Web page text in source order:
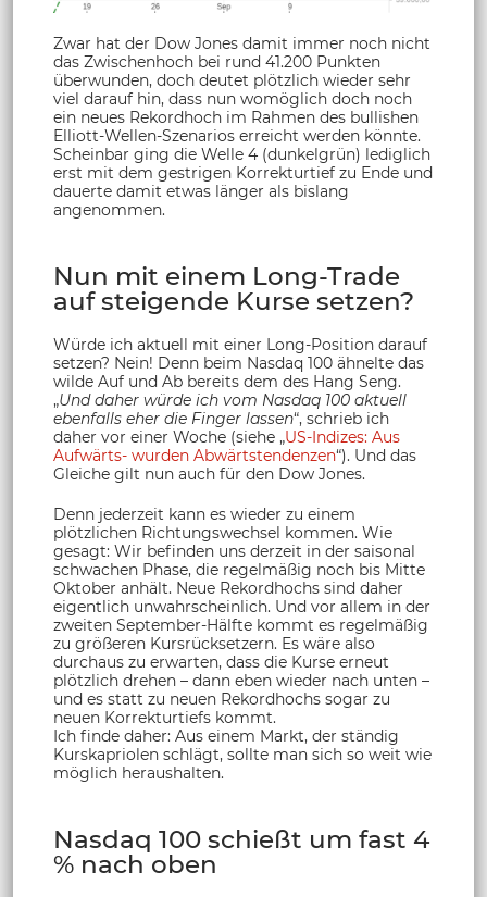
Zwar hat der Dow Jones damit immer noch nicht
das Zwischenhoch bei rund 41.200 Punkten
überwunden, doch deutet plötzlich wieder sehr
viel darauf hin, dass nun womöglich doch noch
ein neues Rekordhoch im Rahmen des bullishen
Elliott-Wellen-Szenarios erreicht werden könnte.
Scheinbar ging die Welle 4 (dunkelgrün) lediglich
erst mit dem gestrigen Korrekturtief zu Ende und
dauerte damit etwas länger als bislang
angenommen.
Nun mit einem Long-Trade
auf steigende Kurse setzen?
Würde ich aktuell mit einer Long-Position darauf
setzen? Nein! Denn beim Nasdaq 100 ähnelte das
wilde Auf und Ab bereits dem des Hang Seng.
„Und daher würde ich vom Nasdaq 100 aktuell
ebenfalls eher die Finger lassen“, schrieb ich
daher vor einer Woche (siehe „US-Indizes: Aus
Aufwärts- wurden Abwärtstendenzen“). Und das
Gleiche gilt nun auch für den Dow Jones.
Denn jederzeit kann es wieder zu einem
plötzlichen Richtungswechsel kommen. Wie
gesagt: Wir befinden uns derzeit in der saisonal
schwachen Phase, die regelmäßig noch bis Mitte
Oktober anhält. Neue Rekordhochs sind daher
eigentlich unwahrscheinlich. Und vor allem in der
zweiten September-Hälfte kommt es regelmäßig
zu größeren Kursrücksetzern. Es wäre also
durchaus zu erwarten, dass die Kurse erneut
plötzlich drehen – dann eben wieder nach unten –
und es statt zu neuen Rekordhochs sogar zu
neuen Korrekturtiefs kommt.
Ich finde daher: Aus einem Markt, der ständig
Kurskapriolen schlägt, sollte man sich so weit wie
möglich heraushalten.
Nasdaq 100 schießt um fast 4
% nach oben